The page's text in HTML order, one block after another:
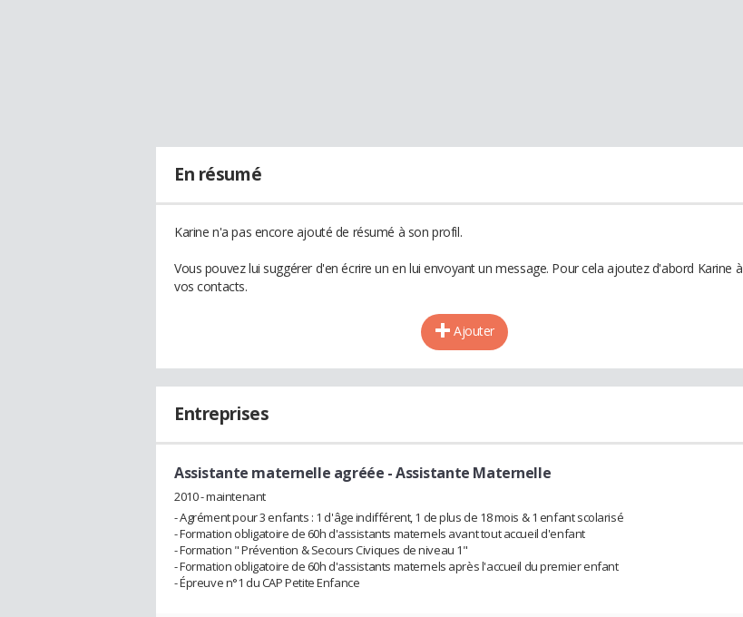
En résumé
Karine n'a pas encore ajouté de résumé à son profil.
Vous pouvez lui suggérer d'en écrire un en lui envoyant un message. Pour cela ajoutez d'abord Karine à
vos contacts.
Ajouter
Entreprises
Assistante maternelle agréée - Assistante Maternelle
2010 - maintenant
- Agrément pour 3 enfants : 1 d'âge indifférent, 1 de plus de 18 mois & 1 enfant scolarisé
- Formation obligatoire de 60h d'assistants maternels avant tout accueil d'enfant
- Formation " Prévention & Secours Civiques de niveau 1"
- Formation obligatoire de 60h d'assistants maternels après l'accueil du premier enfant
- Épreuve n°1 du CAP Petite Enfance